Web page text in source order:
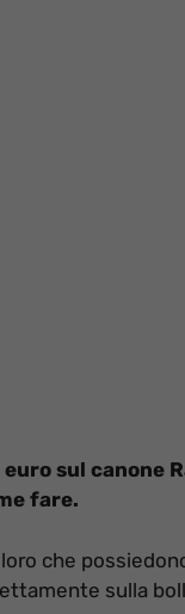
sul canone
fare.
che
sulla